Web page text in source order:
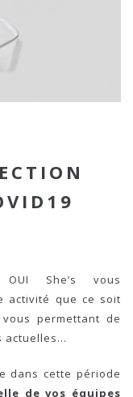
OUI She’s vous
activité que ce soit
permettant de
actuelles…
dans cette période
de vos équipes